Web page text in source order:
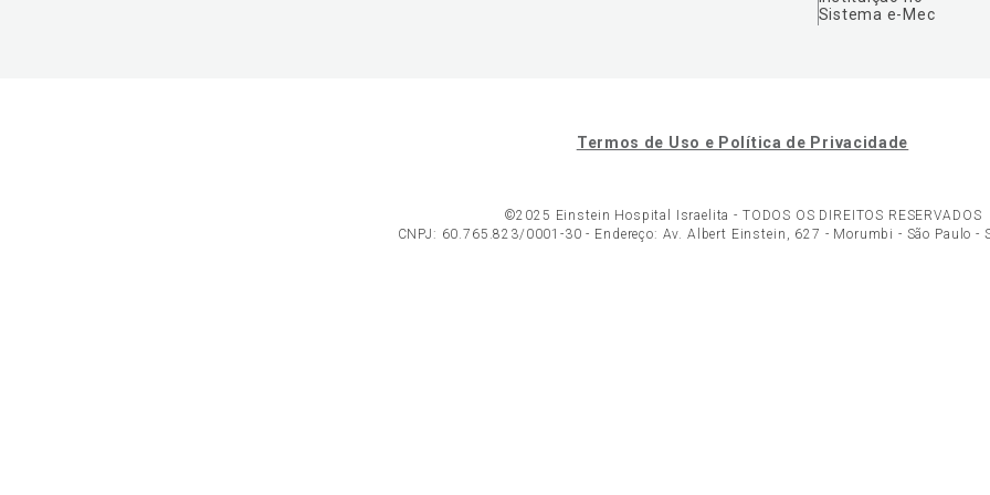
Sistema e-Mec
Termos de Uso e Política de Privacidade
©2025 Einstein Hospital Israelita - TODOS OS DIREITOS RESERVADOS
CNPJ: 60.765.823/0001-30 - Endereço: Av. Albert Einstein, 627 - Morumbi - São Paulo -